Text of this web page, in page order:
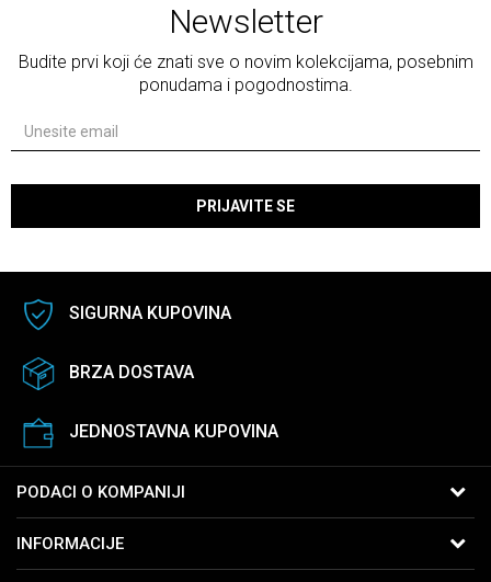
Newsletter
Budite prvi koji će znati sve o novim kolekcijama, posebnim
ponudama i pogodnostima.
PRIJAVITE SE
SIGURNA KUPOVINA
BRZA DOSTAVA
JEDNOSTAVNA KUPOVINA
PODACI O KOMPANIJI
B:PM Satovi i Nakit
Kralja Vukašina 911040 Beograd, Srbija
INFORMACIJE